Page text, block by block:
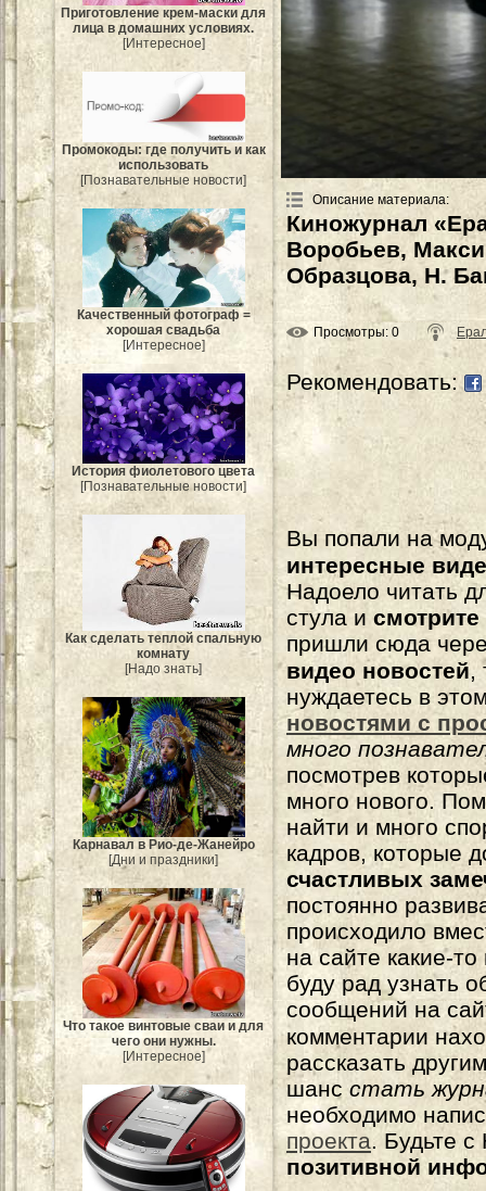
Приготовление крем-маски для
лица в домашних условиях.
[Интересное]
Промокоды: где получить и как
использовать
[Познавательные новости]
Качественный фотограф =
хорошая свадьба
[Интересное]
История фиолетового цвета
[Познавательные новости]
Как сделать теплой спальную
комнату
[Надо знать]
Карнавал в Рио-де-Жанейро
[Дни и праздники]
Что такое винтовые сваи и для
чего они нужны.
[Интересное]
Описание материала:
Киножурнал
Воробьев,
Образцова, Н.
Просмотры: 0
Рекомендовать:
Вы попали на
интересные
Надоело читать
стула и
пришли сюда
видео новостей,
нуждаетесь в
новостями с
много
посмотрев
много нового.
найти и много
кадров, которые
счастливых
постоянно
происходило
на сайте какие-
буду рад узнать
сообщений на
комментарии
рассказать
шансстать
необходимо
проекта. Будьте
позитивной